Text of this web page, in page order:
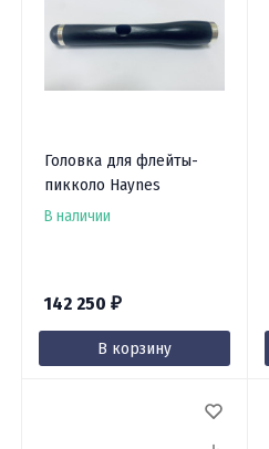
Головка для флейты-
пикколо Haynes
В наличии
142 250 ₽
В корзину